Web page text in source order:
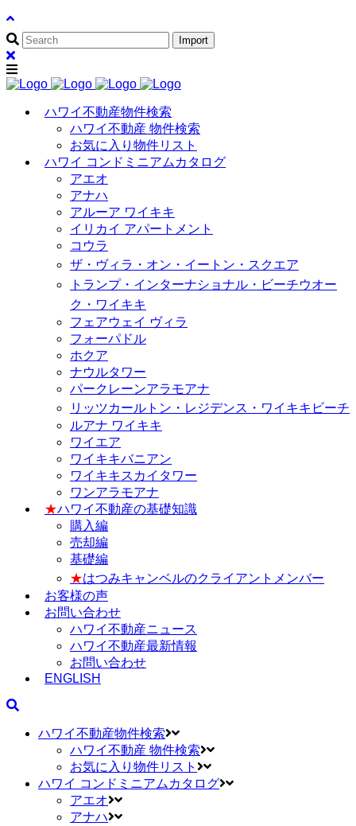
ハワイ不動産物件検索
ハワイ不動産 物件検索
お気に入り物件リスト
ハワイ コンドミニアムカタログ
アエオ
アナハ
アルーア ワイキキ
イリカイ アパートメント
コウラ
ザ・ヴィラ・オン・イートン・スクエア
トランプ・インターナショナル・ビーチウオー
ク・ワイキキ
フェアウェイ ヴィラ
フォーパドル
ホクア
ナウルタワー
パークレーンアラモアナ
リッツカールトン・レジデンス・ワイキキビーチ
ルアナ ワイキキ
ワイエア
ワイキキバニアン
ワイキキスカイタワー
ワンアラモアナ
★ハワイ不動産の基礎知識
購入編
売却編
基礎編
★はつみキャンベルのクライアントメンバー
お客様の声
お問い合わせ
ハワイ不動産ニュース
ハワイ不動産最新情報
お問い合わせ
ENGLISH
ハワイ不動産物件検索
ハワイ不動産 物件検索
お気に入り物件リスト
ハワイ コンドミニアムカタログ
アエオ
アナハ